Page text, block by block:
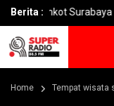
Berita :Surabaya
Home Tempat wisata